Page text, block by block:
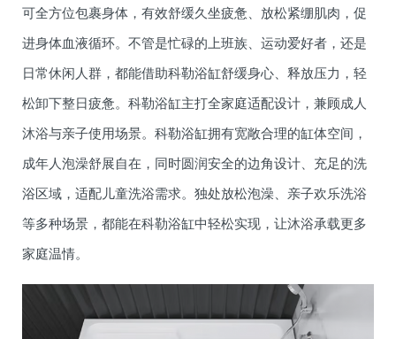
可全方位包裹身体，有效舒缓久坐疲惫、放松紧绷肌肉，促
进身体血液循环。不管是忙碌的上班族、运动爱好者，还是
日常休闲人群，都能借助科勒浴缸舒缓身心、释放压力，轻
松卸下整日疲惫。科勒浴缸主打全家庭适配设计，兼顾成人
沐浴与亲子使用场景。科勒浴缸拥有宽敞合理的缸体空间，
成年人泡澡舒展自在，同时圆润安全的边角设计、充足的洗
浴区域，适配儿童洗浴需求。独处放松泡澡、亲子欢乐洗浴
等多种场景，都能在科勒浴缸中轻松实现，让沐浴承载更多
家庭温情。